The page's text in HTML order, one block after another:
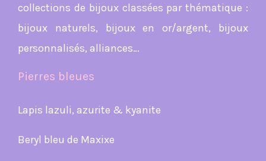
collections de bijoux classées par thématique :
bijoux naturels, bijoux en or/argent, bijoux
personnalisés, alliances…
Pierres bleues
Lapis lazuli, azurite & kyanite
Beryl bleu de Maxixe